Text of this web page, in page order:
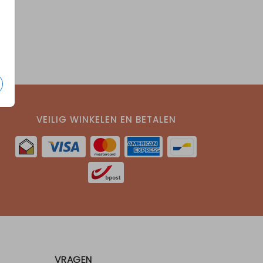
VEILIG WINKELEN EN BETALEN
VRAGEN